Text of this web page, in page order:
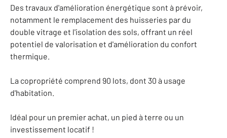
Des travaux d'amélioration énergétique sont à prévoir,
notamment le remplacement des huisseries par du
double vitrage et l'isolation des sols, offrant un réel
potentiel de valorisation et d'amélioration du confort
thermique.
La copropriété comprend 90 lots, dont 30 à usage
d'habitation.
Idéal pour un premier achat, un pied à terre ou un
investissement locatif !